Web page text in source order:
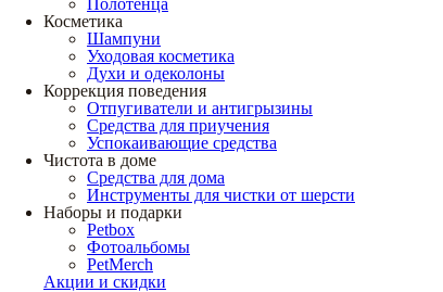
Полотенца
Косметика
Шампуни
Уходовая косметика
Духи и одеколоны
Коррекция поведения
Отпугиватели и антигрызины
Средства для приучения
Успокаивающие средства
Чистота в доме
Средства для дома
Инструменты для чистки от шерсти
Наборы и подарки
Petbox
Фотоальбомы
PetMerch
Акции и скидки